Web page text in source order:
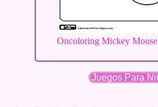
Oncoloring Mickey Mouse
Juegos Para